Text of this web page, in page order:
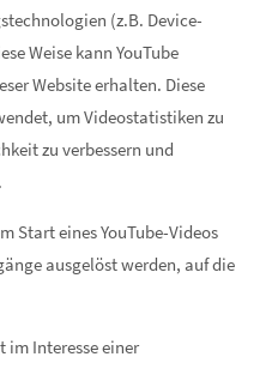
(z.B. Device-
Weise kann YouTube
Website erhalten. Diese
um Videostatistiken zu
zu verbessern und
Start eines YouTube-Videos
ausgelöst werden, auf die
im Interesse einer